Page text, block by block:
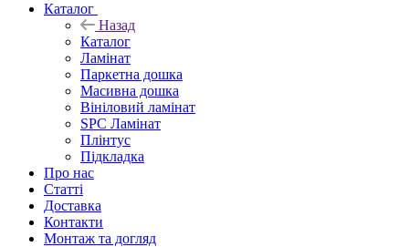
Каталог
Назад
Каталог
Ламінат
Паркетна дошка
Масивна дошка
Вініловий ламінат
SPC Ламінат
Плінтус
Підкладка
Про нас
Статті
Доставка
Контакти
Монтаж та догляд